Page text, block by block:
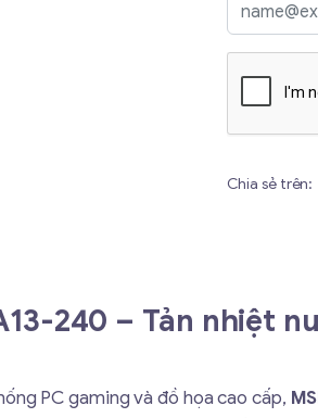
Chia sẻ trên:
240 – Tản nhiệt
PC gaming và đồ họa cao cấp,